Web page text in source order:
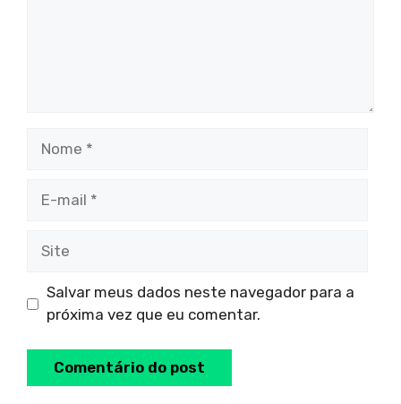
Salvar meus dados neste navegador para a
próxima vez que eu comentar.